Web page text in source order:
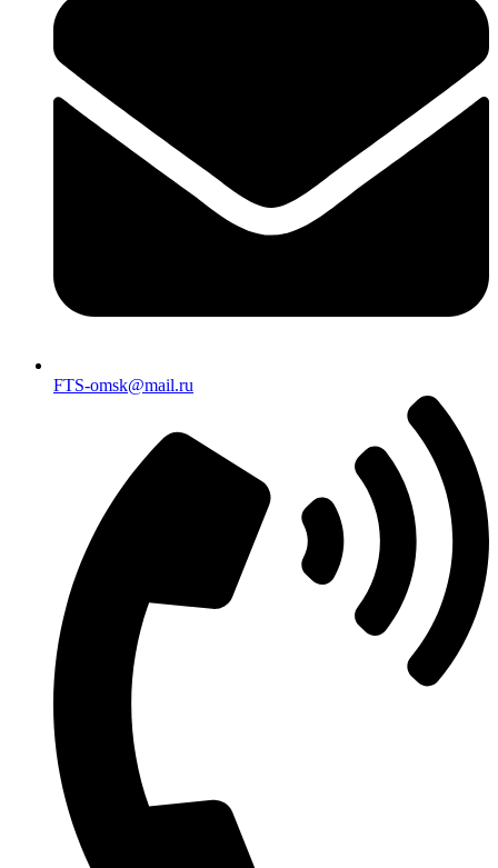
FTS-omsk@mail.ru